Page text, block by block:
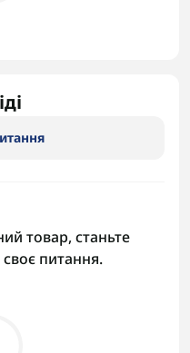
товар, станьте
питання.